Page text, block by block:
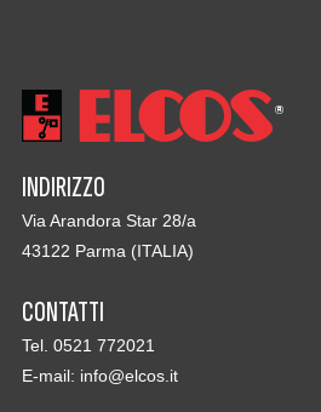
INDIRIZZO
Via Arandora Star 28/a
43122 Parma (ITALIA)
CONTATTI
Tel. 0521 772021
E-mail: info@elcos.it